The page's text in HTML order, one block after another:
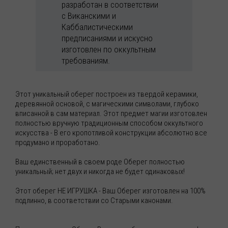
разработан в соответствии
с Виканскими и
Каббалистическими
предписаниями и искусно
изготовлен по оккультным
требованиям.
Этот уникальный оберег построен из твердой керамики,
деревянной основой, с магическими символами, глубоко
вписанной в сам материал. Этот предмет магии изготовлен
полностью вручную традиционным способом оккультного
искусства - В его кропотливой конструкции абсолютно все
продумано и проработано.
Ваш единственный в своем роде Оберег полностью
уникальный; нет двух и никогда не будет одинаковых!
Этот оберег НЕ ИГРУШКА - Ваш Оберег изготовлен на 100%
подлинно, в соответствии со Старыми канонами.